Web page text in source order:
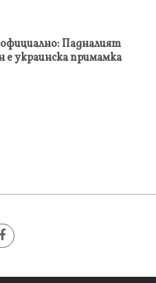
Падналият
е украинска примамка